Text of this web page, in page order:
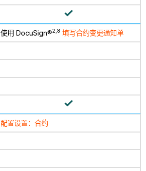
使用 DocuSign®2,8 填写合约变更通知单
配置设置：合约